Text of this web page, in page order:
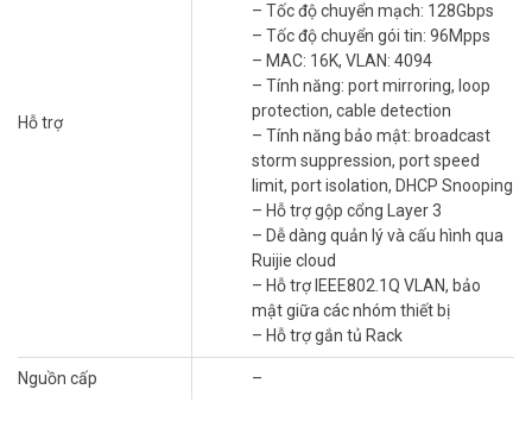
Hỗ trợ
– Tốc độ chuyển mạch: 128Gbps
– Tốc độ chuyển gói tin: 96Mpps
– MAC: 16K, VLAN: 4094
– Tính năng: port mirroring, loop
protection, cable detection
– Tính năng bảo mật: broadcast
storm suppression, port speed
limit, port isolation, DHCP Snooping
– Hỗ trợ gộp cổng Layer 3
– Dễ dàng quản lý và cấu hình qua
Ruijie cloud
– Hỗ trợ IEEE802.1Q VLAN, bảo
mật giữa các nhóm thiết bị
– Hỗ trợ gắn tủ Rack
Nguồn cấp –